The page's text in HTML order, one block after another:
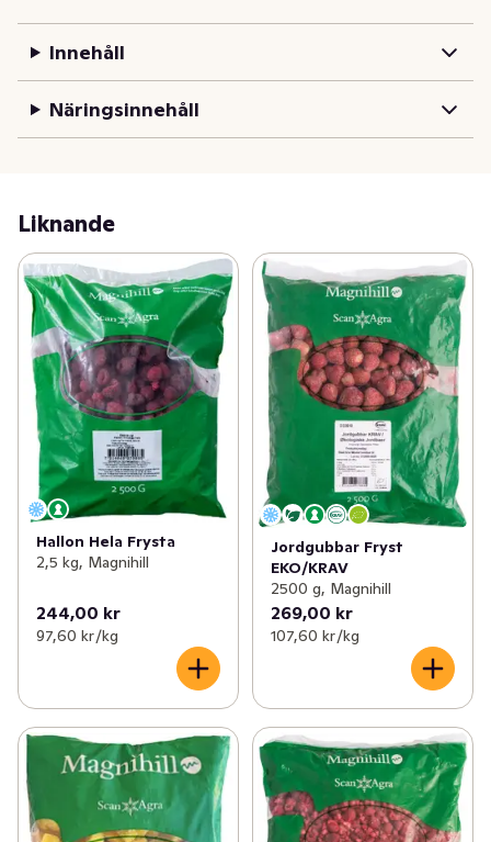
Innehåll
Näringsinnehåll
Liknande
Hallon Hela Frysta
2,5 kg, Magnihill
244,00 kr
97,60 kr /kg
Jordgubbar Fryst
EKO/KRAV
2500 g, Magnihill
269,00 kr
107,60 kr /kg